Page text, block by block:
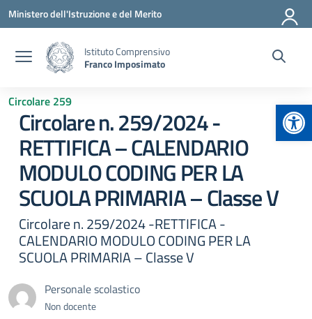
Vai ai contenuti
Vai al menu di navigazione
Vai al footer
Ministero dell'Istruzione e del Merito
Istituto Comprensivo
Franco Imposimato
Circolare 259
Circolare n. 259/2024 -
RETTIFICA – CALENDARIO
MODULO CODING PER LA
SCUOLA PRIMARIA – Classe V
Circolare n. 259/2024 -RETTIFICA -
CALENDARIO MODULO CODING PER LA
SCUOLA PRIMARIA – Classe V
Personale scolastico
Non docente